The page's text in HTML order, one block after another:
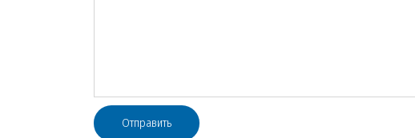
Отправить